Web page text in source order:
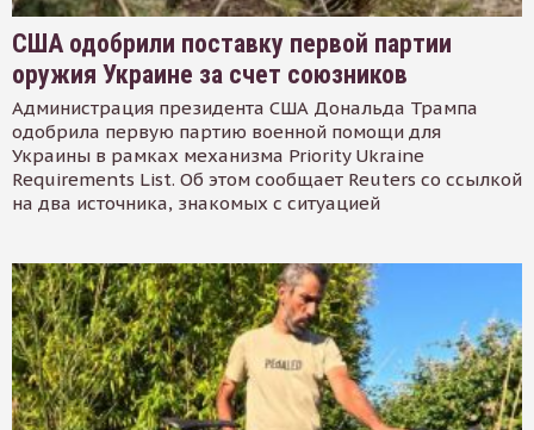
США одобрили поставку первой партии
оружия Украине за счет союзников
Администрация президента США Дональда Трампа
одобрила первую партию военной помощи для
Украины в рамках механизма Priority Ukraine
Requirements List. Об этом сообщает Reuters со ссылкой
на два источника, знакомых с ситуацией